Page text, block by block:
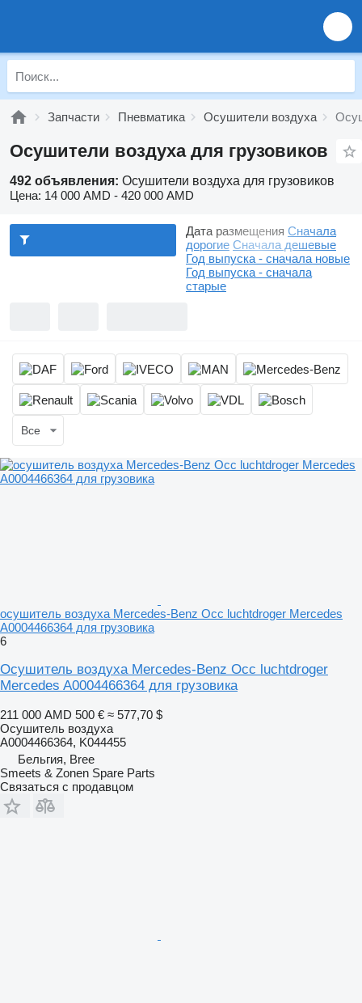
Запчасти Пневматика Осушители воздуха
Осушители воздуха для грузовиков
492 объявления: Осушители воздуха для грузовиков
Цена: 14 000 AMD - 420 000 AMD
Дата размещения Сначала
дорогие Сначала дешевые
Год выпуска - сначала новые
Год выпуска - сначала
старые
Все
осушитель воздуха Mercedes-Benz Occ luchtdroger Mercedes
A0004466364 для грузовика
6
Осушитель воздуха Mercedes-Benz Occ luchtdroger
Mercedes A0004466364 для грузовика
211 000 AMD 500 € ≈ 577,70 $
Осушитель воздуха
A0004466364, K044455
Бельгия, Bree
Smeets & Zonen Spare Parts
Связаться с продавцом